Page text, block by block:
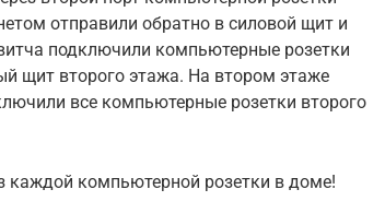
отправили обратно в силовой щит и
подключили компьютерные розетки
щит второго этажа. На втором этаже
все компьютерные розетки второго
каждой компьютерной розетки в доме!